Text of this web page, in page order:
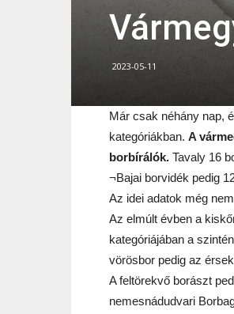
2023-05-11
Már csak néhány nap,
kategóriákban. A
borbírálók. Tavaly 16
¬Bajai borvidék pedig
Az idei adatok még
Az elmúlt évben a
kategóriájában a
vörösbor pedig az
A feltörekvő borászt
nemesnádudvari